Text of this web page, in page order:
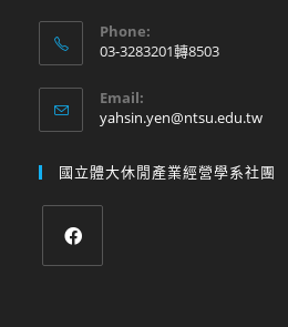
Phone:
03-3283201轉8503
Email:
yahsin.yen@ntsu.edu.tw
國立體大休閒產業經營學系社團